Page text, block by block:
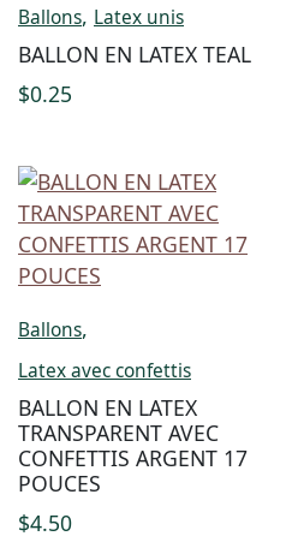
Ballons, Latex unis
BALLON EN LATEX TEAL
$0.25
Ballons,
Latex avec confettis
BALLON EN LATEX
TRANSPARENT AVEC
CONFETTIS ARGENT 17
POUCES
$4.50